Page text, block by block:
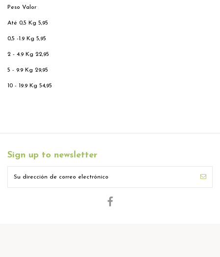
Peso Valor
Até 0,5 Kg 5,95
0,5 -1.9 Kg 5,95
2 - 4.9 Kg 22,95
5 - 9.9 Kg 29,95
10 - 19.9 Kg 54,95
Sign up to newsletter